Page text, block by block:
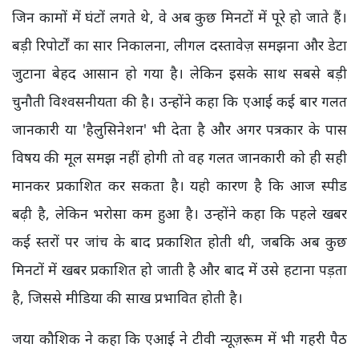
जिन कामों में घंटों लगते थे, वे अब कुछ मिनटों में पूरे हो जाते हैं।
बड़ी रिपोर्टों का सार निकालना, लीगल दस्तावेज़ समझना और डेटा
जुटाना बेहद आसान हो गया है। लेकिन इसके साथ सबसे बड़ी
चुनौती विश्वसनीयता की है। उन्होंने कहा कि एआई कई बार गलत
जानकारी या 'हैलुसिनेशन' भी देता है और अगर पत्रकार के पास
विषय की मूल समझ नहीं होगी तो वह गलत जानकारी को ही सही
मानकर प्रकाशित कर सकता है। यही कारण है कि आज स्पीड
बढ़ी है, लेकिन भरोसा कम हुआ है। उन्होंने कहा कि पहले खबर
कई स्तरों पर जांच के बाद प्रकाशित होती थी, जबकि अब कुछ
मिनटों में खबर प्रकाशित हो जाती है और बाद में उसे हटाना पड़ता
है, जिससे मीडिया की साख प्रभावित होती है।
जया कौशिक ने कहा कि एआई ने टीवी न्यूज़रूम में भी गहरी पैठ